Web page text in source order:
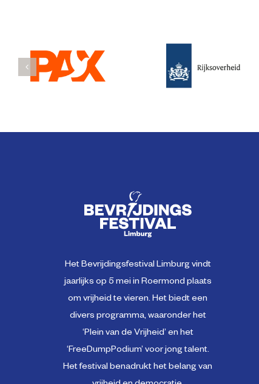
Het Bevrijdingsfestival Limburg vindt
jaarlijks op 5 mei in Roermond plaats
om vrijheid te vieren. Het biedt een
divers programma, waaronder het
‘Plein van de Vrijheid’ en het
‘FreeDumpPodium’ voor jong talent.
Het festival benadrukt het belang van